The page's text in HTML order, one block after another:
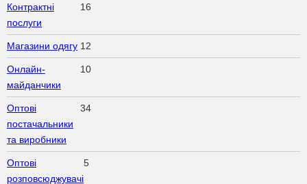
Контрактні
послуги
16
Магазини одягу 12
Онлайн-
майданчики
10
Оптові
постачальники
та виробники
34
Оптові
розповсюджувачі
5